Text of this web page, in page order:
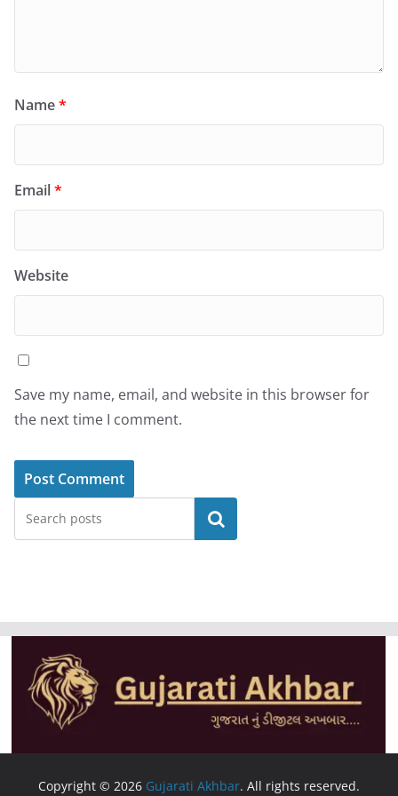
Name*
Email*
Website
Save my name, email, and website in this browser for
the next time I comment.
Search
Copyright © 2026 Gujarati Akhbar. All rights reserved.